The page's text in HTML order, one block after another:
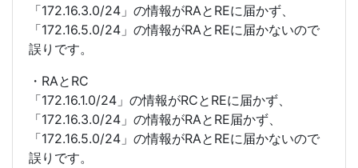
「172.16.3.0/24」の情報がRAとREに届かず、
「172.16.5.0/24」の情報がRAとREに届かないので
誤りです。
・RAとRC
「172.16.1.0/24」の情報がRCとREに届かず、
「172.16.3.0/24」の情報がRAとRE届かず、
「172.16.5.0/24」の情報がRAとREに届かないので
誤りです。